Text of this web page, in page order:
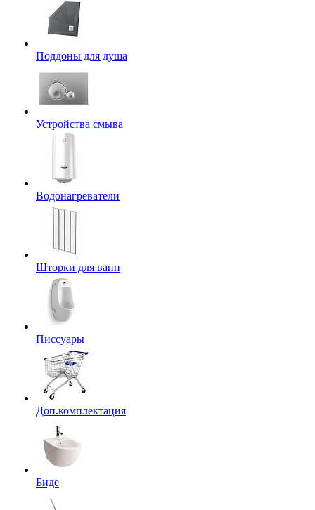
Поддоны для душа
Устройства смыва
Водонагреватели
Шторки для ванн
Писсуары
Доп.комплектация
Биде